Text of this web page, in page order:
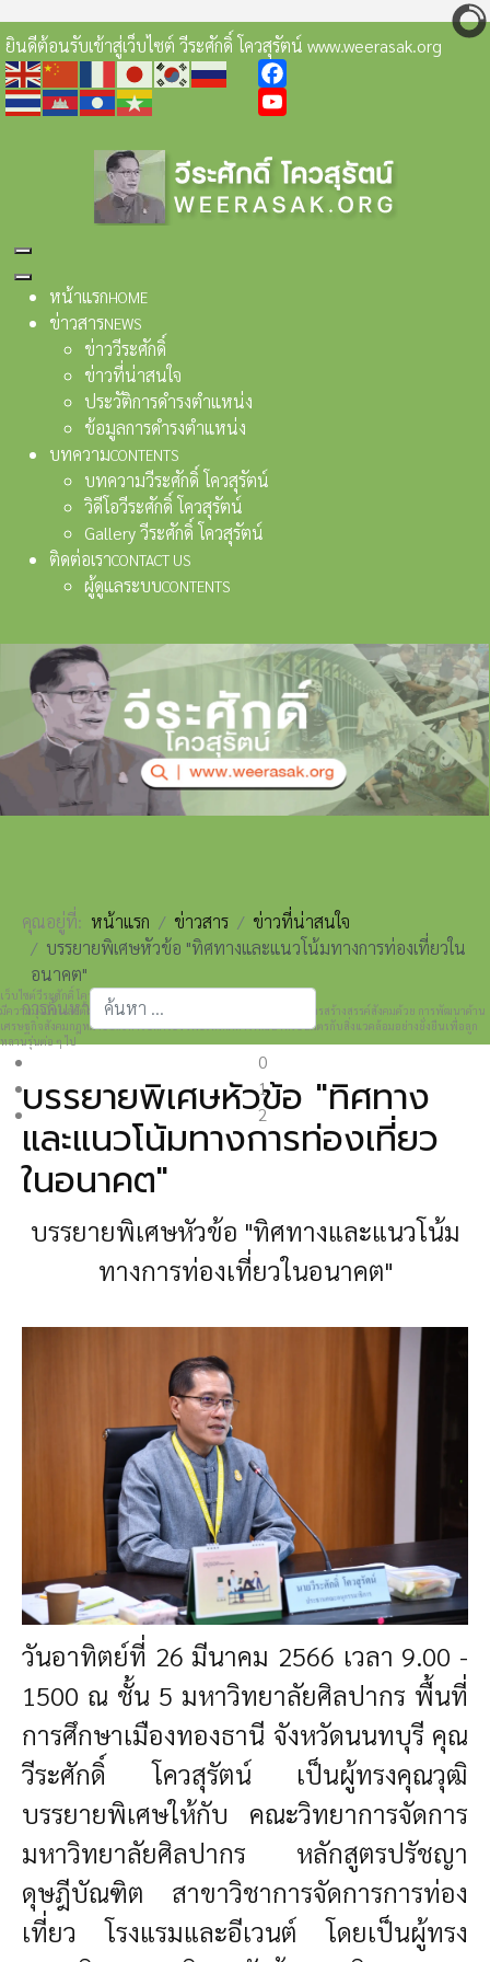
ยินดีต้อนรับเข้าสู่เว็บไซต์ วีระศักดิ์ โควสุรัตน์ www.weerasak.org
Facebook
หน้าแรกHOME
ข่าวสารNEWS
ข่าววีระศักดิ์
ข่าวที่น่าสนใจ
ประวัติการดำรงตำแหน่ง
ข้อมูลการดำรงตำแหน่ง
บทความCONTENTS
บทความวีระศักดิ์ โควสุรัตน์
วิดีโอวีระศักดิ์ โควสุรัตน์
Gallery วีระศักดิ์ โควสุรัตน์
ติดต่อเราCONTACT US
ผู้ดูแลระบบCONTENTS
เว็บไซต์วีระศักดิ์ โควสุรัตน์ www.weerasak.org
มีความมุ่งมั่นเเละตั้งใจในการเผยแพร่เรื่องราวความรู้ความเข้าใจในการสร้างสรรค์สังคมด้วย การพัฒนาด้าน
เศรษฐกิจสังคมกฎหมายและการปกครอง เพื่อให้เกิดการพัฒนาที่เป็นมิตรกับสิ่งแวดล้อมอย่างยั่งยืนเพื่อลูก
หลานรุ่นต่อ ๆ ไป
0
1
2
คุณอยู่ที่: หน้าแรก ข่าวสาร
ข่าวที่น่าสนใจ
บรรยายพิเศษหัวข้อ "ทิศทางและแนวโน้มทางการท่องเที่ยวใน
อนาคต"
การค้นหา
Type 2 or more characters for results.
บรรยายพิเศษหัวข้อ "ทิศทาง
และแนวโน้มทางการท่องเที่ยว
ในอนาคต"
บรรยายพิเศษหัวข้อ "ทิศทางและแนวโน้ม
ทางการท่องเที่ยวในอนาคต"
วันอาทิตย์ที่ 26 มีนาคม 2566 เวลา 9.00 -
1500 ณ ชั้น 5 มหาวิทยาลัยศิลปากร พื้นที่
การศึกษาเมืองทองธานี จังหวัดนนทบุรี คุณ
วีระศักดิ์ โควสุรัตน์ เป็นผู้ทรงคุณวุฒิ
บรรยายพิเศษให้กับ คณะวิทยาการจัดการ
มหาวิทยาลัยศิลปากร หลักสูตรปรัชญา
ดุษฎีบัณฑิต สาขาวิชาการจัดการการท่อง
เที่ยว โรงแรมและอีเวนต์ โดยเป็นผู้ทรง